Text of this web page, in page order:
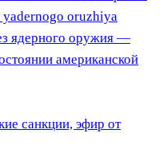
ядерного оружия —
американской
санкции, эфир от